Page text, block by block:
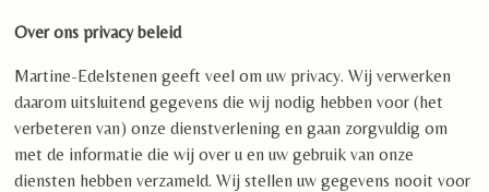
Over ons privacy beleid
Martine-Edelstenen geeft veel om uw privacy. Wij verwerken
daarom uitsluitend gegevens die wij nodig hebben voor (het
verbeteren van) onze dienstverlening en gaan zorgvuldig om
met de informatie die wij over u en uw gebruik van onze
diensten hebben verzameld. Wij stellen uw gegevens nooit voor